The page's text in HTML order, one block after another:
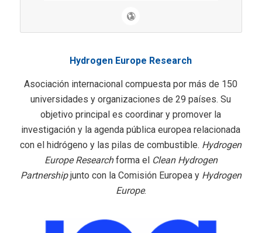
Hydrogen Europe Research
Asociación internacional compuesta por más de 150
universidades y organizaciones de 29 países. Su
objetivo principal es coordinar y promover la
investigación y la agenda pública europea relacionada
con el hidrógeno y las pilas de combustible. Hydrogen
Europe Researchforma el Clean Hydrogen
Partnershipjunto con la Comisión Europea y Hydrogen
Europe.